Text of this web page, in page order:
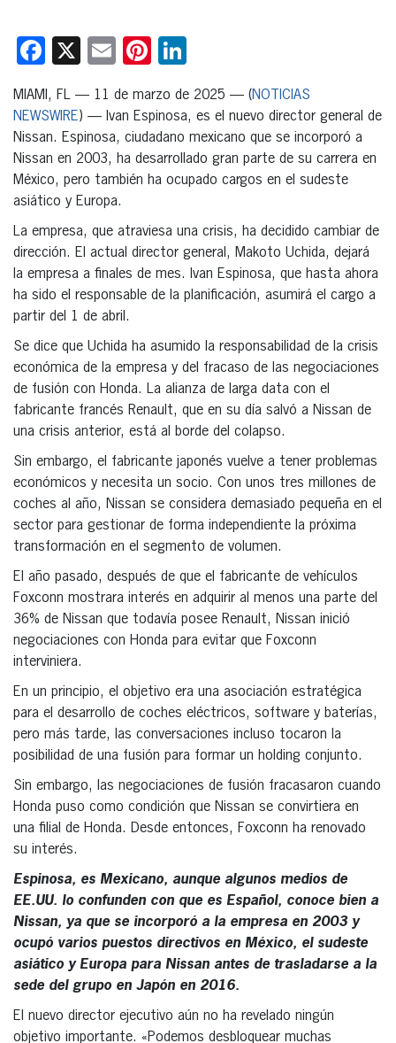
Facebook
X EmailPinterest
MIAMI, FL — 11 de marzo de 2025 — (NOTICIAS
NEWSWIRE) — Ivan Espinosa, es el nuevo director general de
Nissan. Espinosa, ciudadano mexicano que se incorporó a
Nissan en 2003, ha desarrollado gran parte de su carrera en
México, pero también ha ocupado cargos en el sudeste
asiático y Europa.
La empresa, que atraviesa una crisis, ha decidido cambiar de
dirección. El actual director general, Makoto Uchida, dejará
la empresa a finales de mes. Ivan Espinosa, que hasta ahora
ha sido el responsable de la planificación, asumirá el cargo a
partir del 1 de abril.
Se dice que Uchida ha asumido la responsabilidad de la crisis
económica de la empresa y del fracaso de las negociaciones
de fusión con Honda. La alianza de larga data con el
fabricante francés Renault, que en su día salvó a Nissan de
una crisis anterior, está al borde del colapso.
Sin embargo, el fabricante japonés vuelve a tener problemas
económicos y necesita un socio. Con unos tres millones de
coches al año, Nissan se considera demasiado pequeña en el
sector para gestionar de forma independiente la próxima
transformación en el segmento de volumen.
El año pasado, después de que el fabricante de vehículos
Foxconn mostrara interés en adquirir al menos una parte del
36% de Nissan que todavía posee Renault, Nissan inició
negociaciones con Honda para evitar que Foxconn
interviniera.
En un principio, el objetivo era una asociación estratégica
para el desarrollo de coches eléctricos, software y baterías,
pero más tarde, las conversaciones incluso tocaron la
posibilidad de una fusión para formar un holding conjunto.
Sin embargo, las negociaciones de fusión fracasaron cuando
Honda puso como condición que Nissan se convirtiera en
una filial de Honda. Desde entonces, Foxconn ha renovado
su interés.
Espinosa, es Mexicano, aunque algunos medios de
EE.UU. lo confunden con que es Español, conoce bien a
Nissan, ya que se incorporó a la empresa en 2003 y
ocupó varios puestos directivos en México, el sudeste
asiático y Europa para Nissan antes de trasladarse a la
sede del grupo en Japón en 2016.
El nuevo director ejecutivo aún no ha revelado ningún
objetivo importante. «Podemos desbloquear muchas